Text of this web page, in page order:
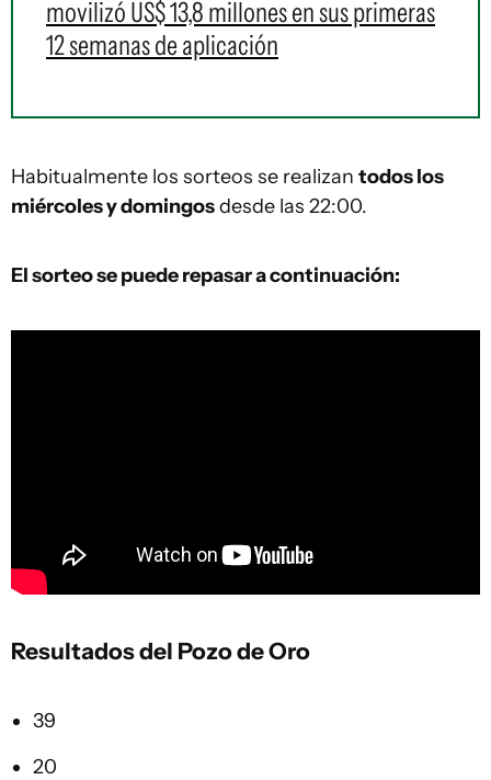
movilizó US$ 13,8 millones en sus primeras
12 semanas de aplicación
Habitualmente los sorteos se realizan todos los
miércoles y domingosdesde las 22:00.
El sorteo se puede repasar a continuación:
Resultados del Pozo de Oro
39
20